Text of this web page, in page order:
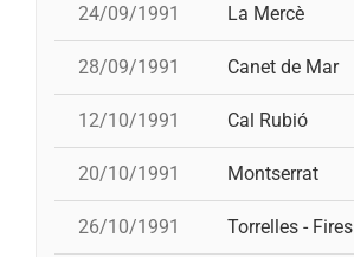
24/09/1991 La Mercè
28/09/1991 Canet de Mar
12/10/1991 Cal Rubió
20/10/1991 Montserrat
26/10/1991 Torrelles - Fires